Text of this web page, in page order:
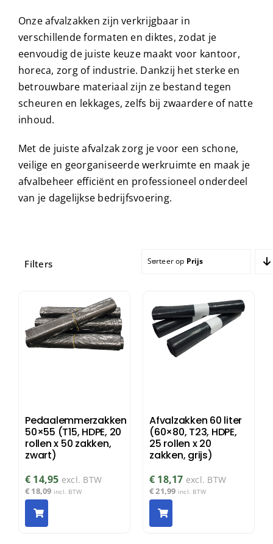
Onze afvalzakken zijn verkrijgbaar in
verschillende formaten en diktes, zodat je
eenvoudig de juiste keuze maakt voor kantoor,
horeca, zorg of industrie. Dankzij het sterke en
betrouwbare materiaal zijn ze bestand tegen
scheuren en lekkages, zelfs bij zwaardere of natte
inhoud.
Met de juiste afvalzak zorg je voor een schone,
veilige en georganiseerde werkruimte en maak je
afvalbeheer efficiënt en professioneel onderdeel
van je dagelijkse bedrijfsvoering.
Filters Sorteer op Prijs
Pedaalemmerzakken
50×55 (T15, HDPE, 20
rollen x 50 zakken,
zwart)
€ 14,95 excl. BTW
€ 18,09 incl. BTW
Afvalzakken 60 liter
(60×80, T23, HDPE,
25 rollen x 20
zakken, grijs)
€ 18,17 excl. BTW
€21,99 incl. BTW